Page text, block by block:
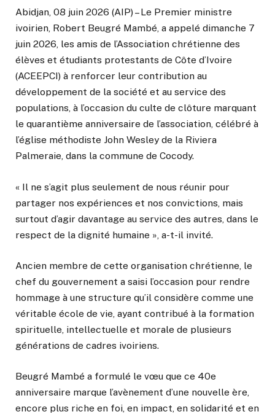
Abidjan, 08 juin 2026 (AIP) – Le Premier ministre
ivoirien, Robert Beugré Mambé, a appelé dimanche 7
juin 2026, les amis de l’Association chrétienne des
élèves et étudiants protestants de Côte d’Ivoire
(ACEEPCI) à renforcer leur contribution au
développement de la société et au service des
populations, à l’occasion du culte de clôture marquant
le quarantième anniversaire de l’association, célébré à
l’église méthodiste John Wesley de la Riviera
Palmeraie, dans la commune de Cocody.
« Il ne s’agit plus seulement de nous réunir pour
partager nos expériences et nos convictions, mais
surtout d’agir davantage au service des autres, dans le
respect de la dignité humaine », a-t-il invité.
Ancien membre de cette organisation chrétienne, le
chef du gouvernement a saisi l’occasion pour rendre
hommage à une structure qu’il considère comme une
véritable école de vie, ayant contribué à la formation
spirituelle, intellectuelle et morale de plusieurs
générations de cadres ivoiriens.
Beugré Mambé a formulé le vœu que ce 40e
anniversaire marque l’avènement d’une nouvelle ère,
encore plus riche en foi, en impact, en solidarité et en